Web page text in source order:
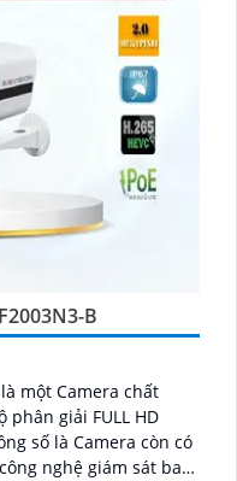
B
một Camera chất
giải FULL HD
nghệ giám sát ban